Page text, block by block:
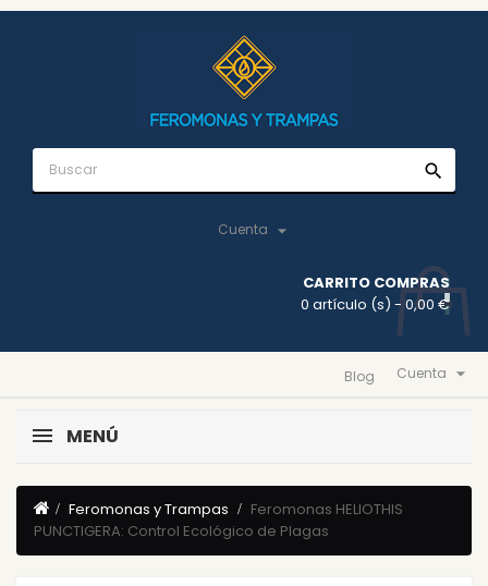
search
Cuenta 
CARRITO COMPRAS
0 artículo (s) - 0,00 €
Cuenta 
Blog
MENÚ
Feromonas y Trampas
Feromonas HELIOTHIS
PUNCTIGERA: Control Ecológico de Plagas